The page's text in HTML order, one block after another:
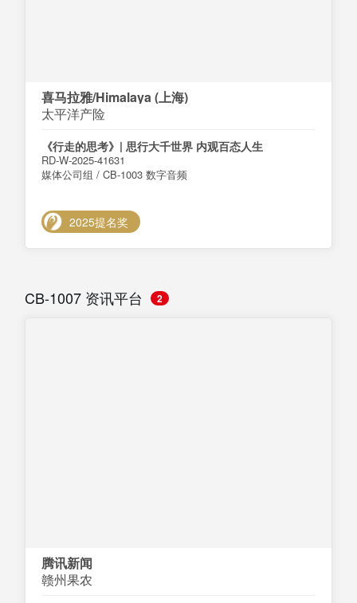
喜马拉雅/Himalaya (上海)
太平洋产险
《行走的思考》| 思行大千世界 内观百态人生
RD-W-2025-41631
媒体公司组 / CB-1003 数字音频
2025提名奖
CB-1007 资讯平台 2
腾讯新闻
赣州果农